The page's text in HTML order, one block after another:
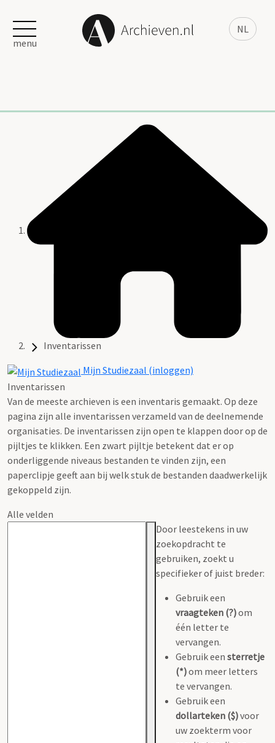
NL
menu
Inventarissen
Mijn Studiezaal (inloggen)
Inventarissen
Van de meeste archieven is een inventaris gemaakt. Op deze
pagina zijn alle inventarissen verzameld van de deelnemende
organisaties. De inventarissen zijn open te klappen door op de
pijltjes te klikken. Een zwart pijltje betekent dat er op
onderliggende niveaus bestanden te vinden zijn, een
paperclipje geeft aan bij welk stuk de bestanden daadwerkelijk
gekoppeld zijn.
Alle velden
Door leestekens in uw
zoekopdracht te
gebruiken, zoekt u
specifieker of juist breder:
Gebruik een
vraagteken (?)om
één letter te
vervangen.
Gebruik een sterretje
(*)om meer letters
te vervangen.
Gebruik een
dollarteken ($)voor
uw zoekterm voor